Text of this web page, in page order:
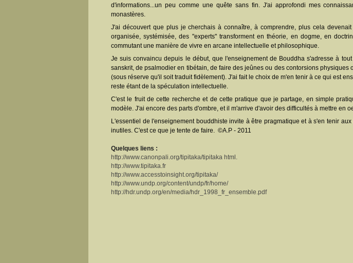
d'informations...un peu comme une quête sans fin. J'ai approfondi mes
monastères.
J'ai découvert que plus je cherchais à connaître, à comprendre, plus cela
organisée, systémisée, des "experts" transforment en théorie, en dogme, en
commutant une manière de vivre en arcane intellectuelle et philosophique.
Je suis convaincu depuis le début, que l'enseignement de Bouddha s'adresse à
sanskrit, de psalmodier en tibétain, de faire des jeûnes ou des contorsions
(sous réserve qu'il soit traduit fidèlement). J'ai fait le choix de m'en tenir à ce qui est
reste étant de la spéculation intellectuelle.
C'est le fruit de cette recherche et de cette pratique que je partage, en simple
modèle. J'ai encore des parts d'ombre, et il m'arrive d'avoir des difficultés à mettre en
L'essentiel de l'enseignement bouddhiste invite à être pragmatique et à s'en tenir
inutiles. C'est ce que je tente de faire. ©A.P - 2011
Quelques liens :
http://www.canonpali.org/tipitaka/tipitaka html.
http://www.tipitaka.fr
http://www.accesstoinsight.org/tipitaka/
http://www.undp.org/content/undp/fr/home/
http://hdr.undp.org/en/media/hdr_1998_fr_ensemble.pdf